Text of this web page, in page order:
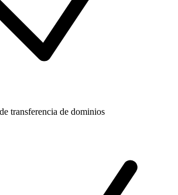
transferencia de dominios